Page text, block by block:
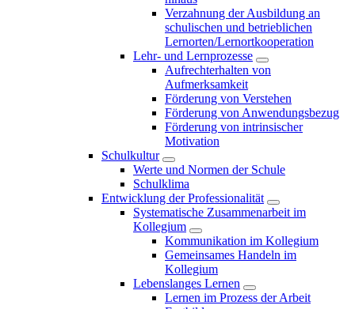
Verzahnung der Ausbildung an
schulischen und betrieblichen
Lernorten/Lernortkooperation
Lehr- und Lernprozesse
Aufrechterhalten von
Aufmerksamkeit
Förderung von Verstehen
Förderung von Anwendungsbezug
Förderung von intrinsischer
Motivation
Schulkultur
Werte und Normen der Schule
Schulklima
Entwicklung der Professionalität
Systematische Zusammenarbeit im
Kollegium
Kommunikation im Kollegium
Gemeinsames Handeln im
Kollegium
Lebenslanges Lernen
Lernen im Prozess der Arbeit